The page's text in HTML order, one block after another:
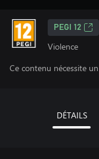
PEGI 12
Violence
Ce contenu nécessite
DÉTAILS